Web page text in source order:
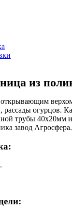
из
рассады огурцов.
трубы 40x20мм
завод Агросфера.